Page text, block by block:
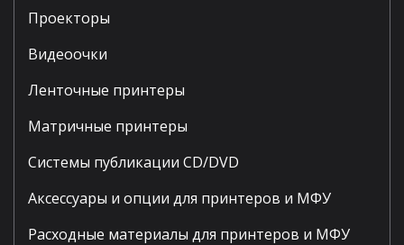
Проекторы
Видеоочки
Ленточные принтеры
Матричные принтеры
Системы публикации CD/DVD
Аксессуары и опции для принтеров и МФУ
Расходные материалы для принтеров и МФУ